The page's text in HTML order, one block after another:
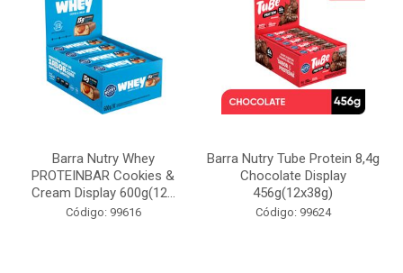
Barra Nutry Whey
PROTEINBAR Cookies &
Cream Display 600g(12...
Código: 99616
Barra Nutry Tube Protein 8,4g
Chocolate Display
456g(12x38g)
Código: 99624